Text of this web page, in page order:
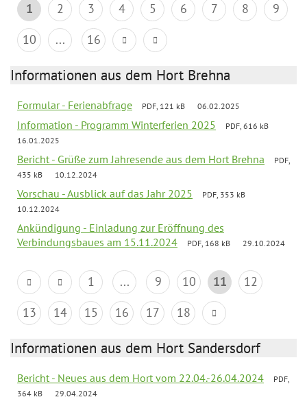
1 2 3 4 5 6 7 8
9
10
... 16
Informationen aus dem Hort Brehna
Formular - Ferienabfrage PDF, 121 kB 06.02.2025
Information - Programm Winterferien 2025
PDF, 616 kB
16.01.2025
Bericht - Grüße zum Jahresende aus dem Hort Brehna
PDF,
435 kB
10.12.2024
Vorschau - Ausblick auf das Jahr 2025
PDF, 353 kB
10.12.2024
Ankündigung - Einladung zur Eröffnung des
Verbindungsbaues am 15.11.2024
PDF, 168 kB 29.10.2024
1 ... 9 10 11
12
13
14 15 16 17 18
Informationen aus dem Hort Sandersdorf
Bericht - Neues aus dem Hort vom 22.04.-26.04.2024
PDF,
364 kB
29.04.2024